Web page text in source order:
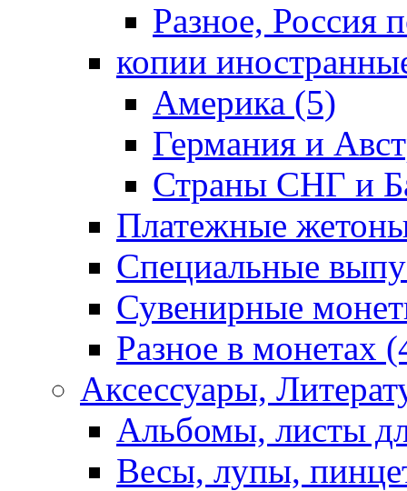
Разное, Россия
копии
Америка (5)
Германия и
Страны СНГ и
Платежные
Специальные
Сувенирные
Разное в монетах
Аксессуары,
Альбомы, листы
Весы, лупы,